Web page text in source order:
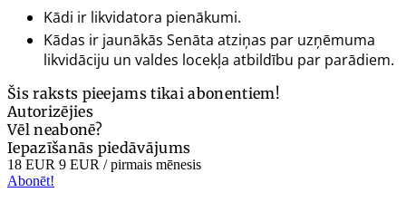
Kādi ir likvidatora pienākumi.
Kādas ir jaunākās Senāta atziņas par uzņēmuma
likvidāciju un valdes locekļa atbildību par parādiem.
Šis raksts pieejams tikai abonentiem!
Autorizējies
Vēl neabonē?
Iepazīšanās piedāvājums
18 EUR 9 EUR / pirmais mēnesis
Abonēt!